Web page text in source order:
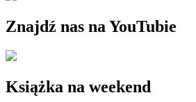
Znajdź nas na YouTubie
Książka na weekend